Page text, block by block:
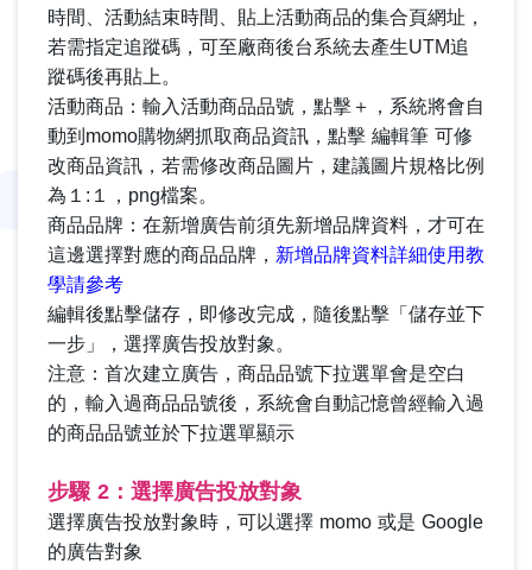
時間、活動結束時間、貼上活動商品的集合頁網址，
若需指定追蹤碼，可至廠商後台系統去產生UTM追
蹤碼後再貼上。
活動商品：輸入活動商品品號，點擊＋，系統將會自
動到momo購物網抓取商品資訊，點擊 編輯筆 可修
改商品資訊，若需修改商品圖片，建議圖片規格比例
為１:１，png檔案。
商品品牌：在新增廣告前須先新增品牌資料，才可在
這邊選擇對應的商品品牌 ， 新增品牌資料詳細使用教
學請參考
編輯後點擊儲存，即修改完成，隨後點擊「儲存並下
一步」，選擇廣告投放對象。
注意：首次建立廣告，商品品號下拉選單會是空白
的，輸入過商品品號後，系統會自動記憶曾經輸入過
的商品品號並於下拉選單顯示
步驟 2：選擇廣告投放對象
選擇廣告投放對象時，可以選擇 momo 或是 Google
的廣告對象